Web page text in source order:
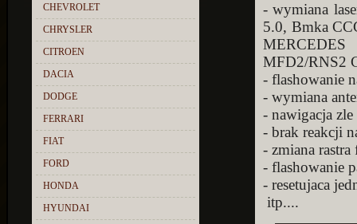
CHEVROLET
CHRYSLER
CITROEN
DACIA
DODGE
FERRARI
FIAT
FORD
HONDA
HYUNDAI
- wymiana
5.0, Bmka
MFD2/RNS2
- flashowanie
- wymiana
- nawigacja
- brak reakcji
- zmiana
- flashowanie
- resetujaca
itp....